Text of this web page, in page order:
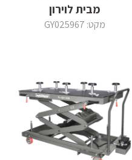
מבית לוירון
מקט: GY025967